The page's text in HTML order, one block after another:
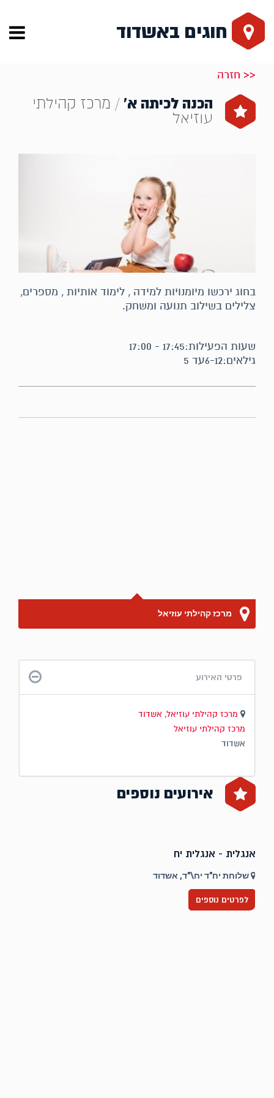
חוגים באשדוד
<< חזרה
הכנה לכיתה א’ / מרכז קהילתי
עוזיאל
בחוג ירכשו מיומנויות למידה , לימוד אותיות , מספרים,
צלילים בשילוב תנועה ומשחק.
שעות הפעילות:17:45 - 17:00
גילאים:6-12עד 5
מרכז קהילתי עוזיאל
פרטי האירוע
מרכז קהילתי עוזיאל, אשדוד
מרכז קהילתי עוזיאל
אשדוד
אירועים נוספים
אנגלית - אנגלית יח
שלוחת יח"ד יח\"ד, אשדוד
לפרטים נוספים